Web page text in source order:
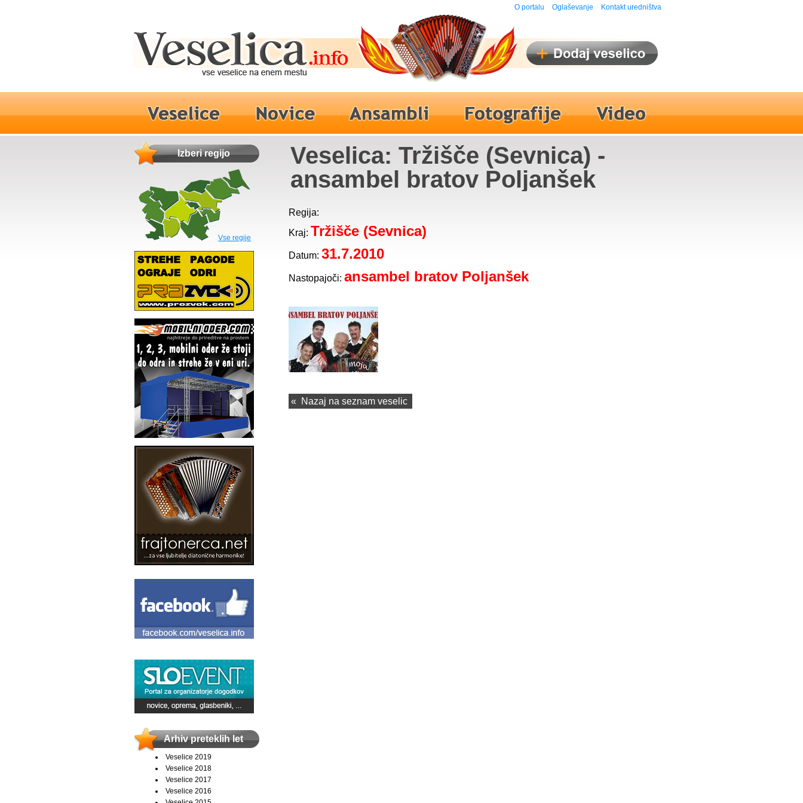
O portalu Oglaševanje Kontakt uredništva
Izberi regijo
Vse regije
Arhiv preteklih let
Veselice 2019
Veselice 2018
Veselice 2017
Veselice 2016
Veselica: Tržišče (Sevnica) -
ansambel bratov Poljanšek
Regija:
Kraj: Tržišče (Sevnica)
Datum: 31.7.2010
Nastopajoči: ansambel bratov Poljanšek
« Nazaj na seznam veselic